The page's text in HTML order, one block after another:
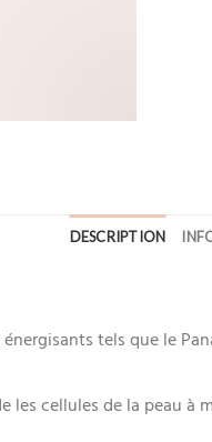
DESCRIPTION
tels que le
les cellules de la peau à